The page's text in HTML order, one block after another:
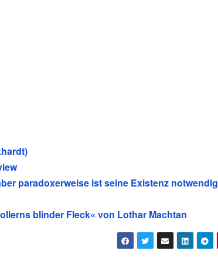
paradoxerweise ist seine Existenz notwendig
blinder Fleck« von Lothar Machtan